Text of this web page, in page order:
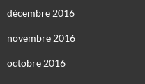
décembre 2016
novembre 2016
octobre 2016